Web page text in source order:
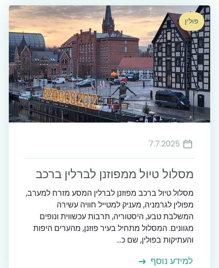
פולין
7.7.2025
מסלול טיול ממפוזנן לברלין ברכב
מסלול טיול ברכב מפוזנן לברלין המסע מזרח למערב,
מפולין לגרמניה, מעניק למטייל חוויה עשירה
המשלבת טבע, היסטוריה, תרבות עכשווית ונופים
מגוונים. המסלול מתחיל בעיר פוזנן, מהערים היפות
והעתיקות בפולין, שם כ...
למידע נוסף